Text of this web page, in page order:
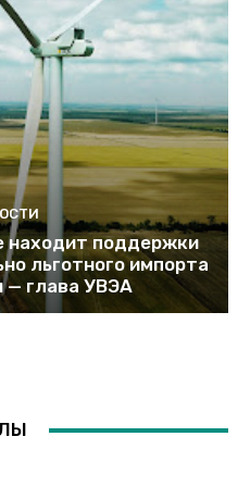
находит поддержки
льготного импорта
— глава УВЭА